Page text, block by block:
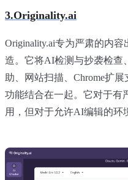
3.Originality.ai
Originality.ai专为严肃的内
造。它将AI检测与抄袭检查
助、网站扫描、Chrome扩
功能结合在一起。它对于有
用，但对于允许AI编辑的环